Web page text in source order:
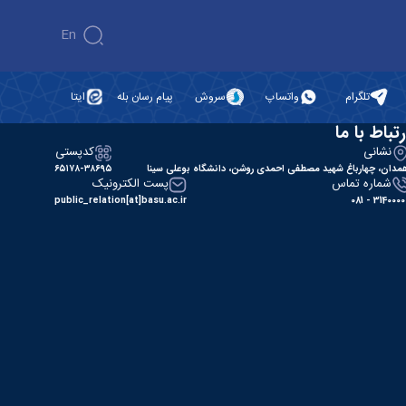
En
تلگرام واتساپ سروش پیام رسان بله ایتا
با ما
نشانی
چهارباغ شهید مصطفی احمدی روشن، دانشگاه بوعلی سینا
کدپستی
۶۵۱۷۸-۳۸۶۹۵
شماره تماس
31400000 -
پست الکترونیک
public_relation[at]basu.ac.ir